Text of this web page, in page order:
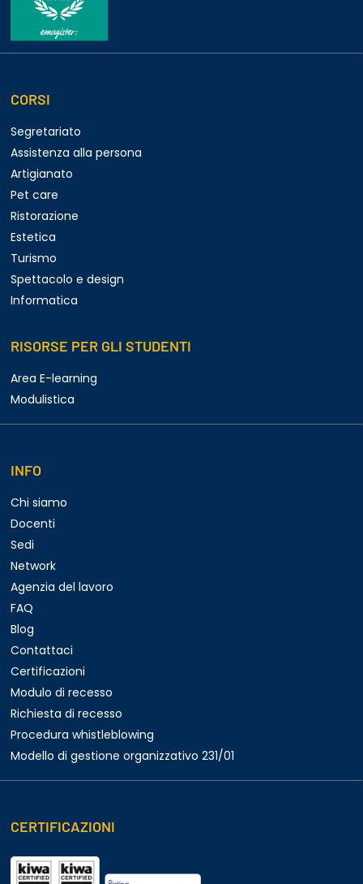
CORSI
Segretariato
Assistenza alla persona
Artigianato
Pet care
Ristorazione
Estetica
Turismo
Spettacolo e design
Informatica
RISORSE PER GLI STUDENTI
Area E-learning
Modulistica
INFO
Chi siamo
Docenti
Sedi
Network
Agenzia del lavoro
FAQ
Blog
Contattaci
Certificazioni
Modulo di recesso
Richiesta di recesso
Procedura whistleblowing
Modello di gestione organizzativo 231/01
CERTIFICAZIONI